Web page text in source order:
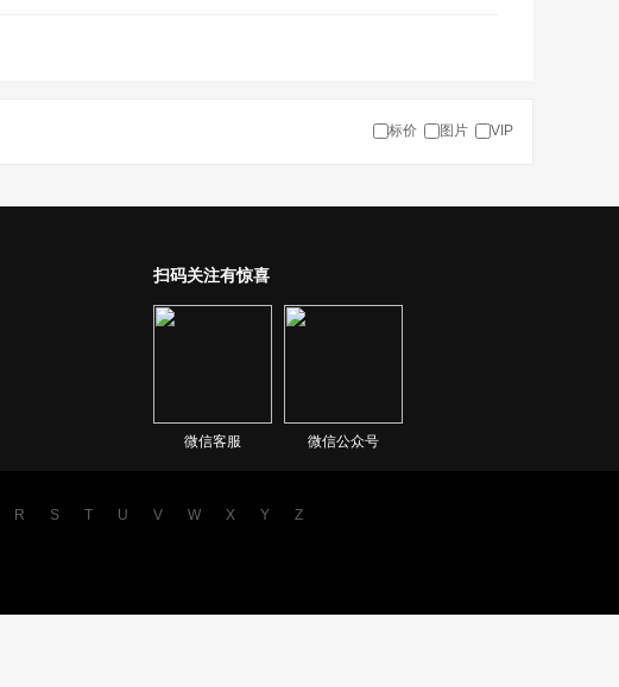
标价 图片 VIP
扫码关注有惊喜
微信客服 微信公众号
R S T U V W X Y Z